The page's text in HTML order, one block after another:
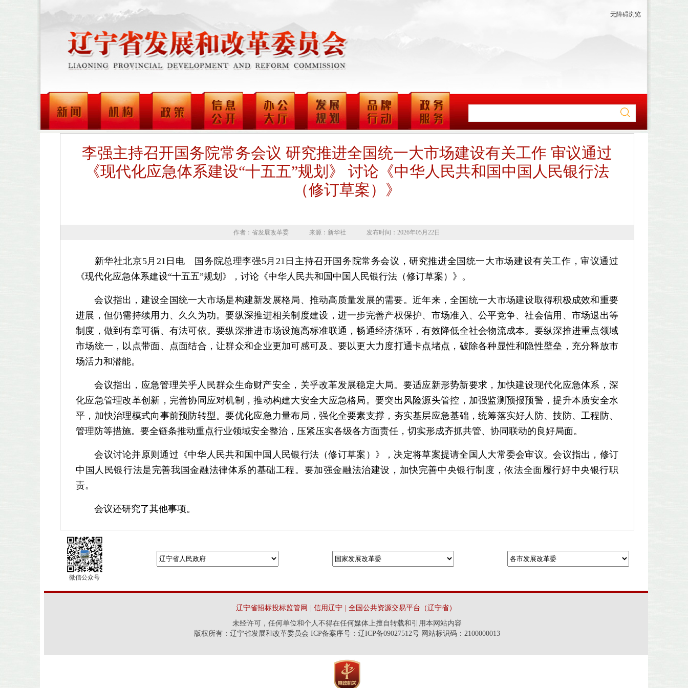
无障碍浏览
李强主持召开国务院常务会议 研究推进全国统一大市场建设有关工作 审议通过
《现代化应急体系建设“十五五”规划》 讨论《中华人民共和国中国人民银行法
（修订草案）》
作者：省发展改革委 来源：新华社 发布时间：2026年05月22日
新华社北京5月21日电 国务院总理李强5月21日主持召开国务院常务会议，研究推进全国统一大市场建设有关工作，审议通过
《现代化应急体系建设“十五五”规划》，讨论《中华人民共和国中国人民银行法（修订草案）》。
会议指出，建设全国统一大市场是构建新发展格局、推动高质量发展的需要。近年来，全国统一大市场建设取得积极成效和重要
进展，但仍需持续用力、久久为功。要纵深推进相关制度建设，进一步完善产权保护、市场准入、公平竞争、社会信用、市场退出等
制度，做到有章可循、有法可依。要纵深推进市场设施高标准联通，畅通经济循环，有效降低全社会物流成本。要纵深推进重点领域
市场统一，以点带面、点面结合，让群众和企业更加可感可及。要以更大力度打通卡点堵点，破除各种显性和隐性壁垒，充分释放市
场活力和潜能。
会议指出，应急管理关乎人民群众生命财产安全，关乎改革发展稳定大局。要适应新形势新要求，加快建设现代化应急体系，深
化应急管理改革创新，完善协同应对机制，推动构建大安全大应急格局。要突出风险源头管控，加强监测预报预警，提升本质安全水
平，加快治理模式向事前预防转型。要优化应急力量布局，强化全要素支撑，夯实基层应急基础，统筹落实好人防、技防、工程防、
管理防等措施。要全链条推动重点行业领域安全整治，压紧压实各级各方面责任，切实形成齐抓共管、协同联动的良好局面。
会议讨论并原则通过《中华人民共和国中国人民银行法（修订草案）》，决定将草案提请全国人大常委会审议。会议指出，修订
中国人民银行法是完善我国金融法律体系的基础工程。要加强金融法治建设，加快完善中央银行制度，依法全面履行好中央银行职
责。
会议还研究了其他事项。
微信公众号
辽宁省招标投标监管网 信用辽宁
全国公共资源交易平台（辽宁省）
未经许可，任何单位和个人不得在任何媒体上擅自转载和引用本网站内容
版权所有：辽宁省发展和改革委员会 ICP备案序号：辽ICP备09027512号 网站标识码：2100000013